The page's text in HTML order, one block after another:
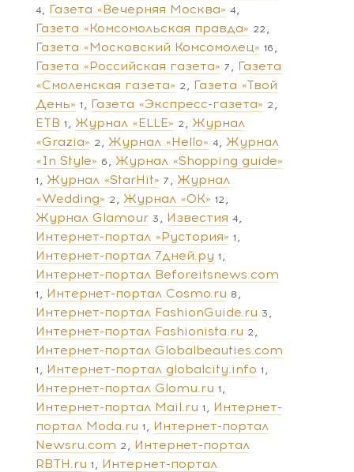
4 Газета «Вечерняя Москва» 4
Газета «Комсомольская правда» 22
Газета «Московский Комсомолец» 16
Газета «Российская газета» 7
Газета
«Смоленская газета» 2
Газета «Твой
День» 1 Газета «Экспресс-газета» 2
ЕТВ 1 Журнал «ELLE» 2
Журнал
«Grazia» 2 Журнал «Hello» 4
Журнал
«In Style» 6 Журнал «Shopping guide»
1 Журнал «StarHit» 7
Журнал
«Wedding» 2 Журнал «ОК» 12
Журнал Glamour 3 Известия 4
Интернет-портал «Рустория» 1
Интернет-портал 7дней.ру 1
Интернет-портал Beforeitsnews.com
1 Интернет-портал Cosmo.ru 8
Интернет-портал FashionGuide.ru 3
Интернет-портал Fashionista.ru 2
Интернет-портал Globalbeauties.com
1 Интернет-портал globalcity.info 1
Интернет-портал Glomu.ru 1
Интернет-портал Mail.ru 1
Интернет-
портал Moda.ru 1
Интернет-портал
Newsru.com 2
Интернет-портал
RBTH.ru 1
Интернет-портал